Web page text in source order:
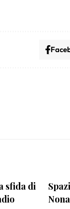
sfida di